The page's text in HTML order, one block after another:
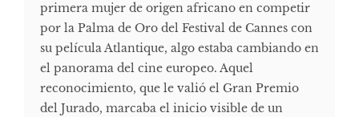
primera mujer de origen africano en competir
por la Palma de Oro del Festival de Cannes con
su película Atlantique, algo estaba cambiando en
el panorama del cine europeo. Aquel
reconocimiento, que le valió el Gran Premio
del Jurado, marcaba el inicio visible de un